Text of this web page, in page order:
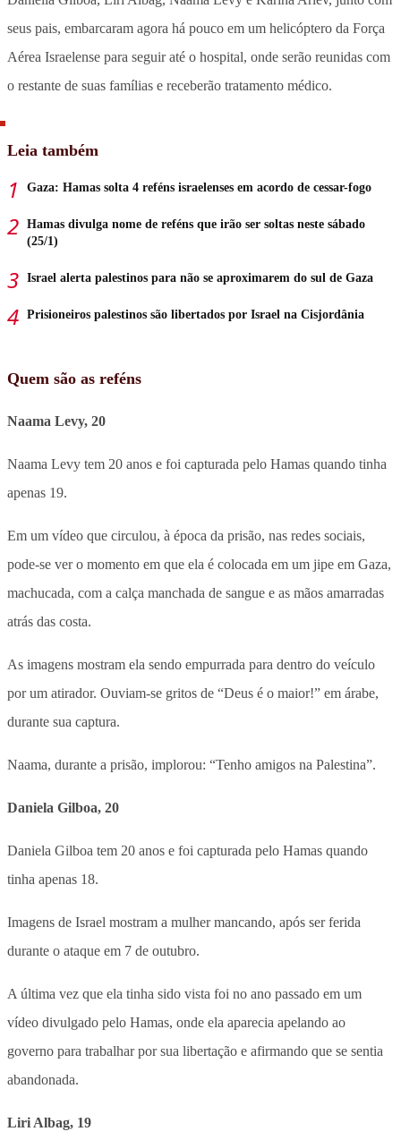
seus pais, embarcaram agora há pouco em um helicóptero da Força
Aérea Israelense para seguir até o hospital, onde serão reunidas com
o restante de suas famílias e receberão tratamento médico.
Leia também
Gaza: Hamas solta 4 reféns israelenses em acordo de cessar-fogo
Hamas divulga nome de reféns que irão ser soltas neste sábado
(25/1)
Israel alerta palestinos para não se aproximarem do sul de Gaza
Prisioneiros palestinos são libertados por Israel na Cisjordânia
Quem são as reféns
Naama Levy, 20
Naama Levy tem 20 anos e foi capturada pelo Hamas quando tinha
apenas 19.
Em um vídeo que circulou, à época da prisão, nas redes sociais,
pode-se ver o momento em que ela é colocada em um jipe em Gaza,
machucada, com a calça manchada de sangue e as mãos amarradas
atrás das costa.
As imagens mostram ela sendo empurrada para dentro do veículo
por um atirador. Ouviam-se gritos de “Deus é o maior!” em árabe,
durante sua captura.
Naama, durante a prisão, implorou: “Tenho amigos na Palestina”.
Daniela Gilboa, 20
Daniela Gilboa tem 20 anos e foi capturada pelo Hamas quando
tinha apenas 18.
Imagens de Israel mostram a mulher mancando, após ser ferida
durante o ataque em 7 de outubro.
A última vez que ela tinha sido vista foi no ano passado em um
vídeo divulgado pelo Hamas, onde ela aparecia apelando ao
governo para trabalhar por sua libertação e afirmando que se sentia
abandonada.
Liri Albag, 19